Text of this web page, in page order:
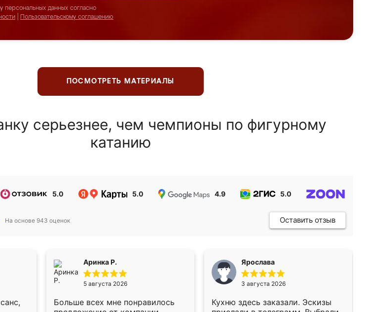
персональных данных согласно
Пользовательскому соглашению
ПОСМОТРЕТЬ МАТЕРИАЛЫ
серьезнее, чем чемпионы по фигурному
катанию
5.0 5.0 4.9 5.0
На основе 943 оценок Оставить отзыв
Аринка Р.
5 августа 2026
Больше всех мне понравилось
Ярослава
3 августа 2026
Кухню здесь заказали. Эскизы